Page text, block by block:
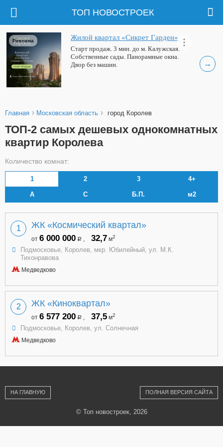
ТОП НОВОСТРОЕК
→
Жилой квартал «Сикрет Гарден»
Старт продаж. 3 мин. до м. Калужская.
Собственные сады. Панорамные окна.
Двор без машин.
Реклама
Главная › Московская область › город Королев
ТОП-2 самых дешевых однокомнатных
квартир Королева
Количество комнат:
1 2 3 4+
А С Б.П. м2
1 ЖК «Космический квартал»
от 6 000 000 a , 32,7 м2
Подмосковье, Королев, мкр. Юбилейный, ул. М.К.
Тихонравова
Медведково
2 ЖК «Киноквартал»
от 6 577 200 a , 37,5 м2
Подмосковье, Королев, ул. Солнечная
Медведково
НА ГЛАВНУЮ ПОЛНАЯ ВЕРСИЯ САЙТА
© Топ новостроек, 2026